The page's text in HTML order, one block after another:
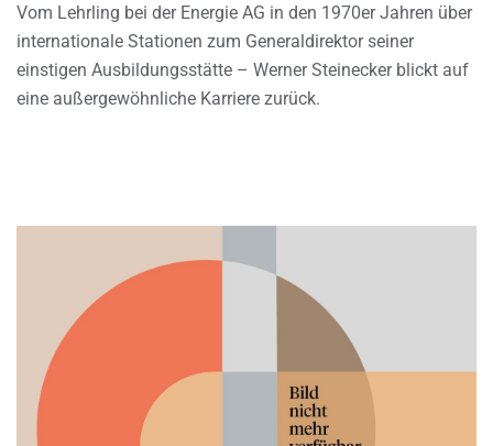
Vom Lehrling bei der Energie AG in den 1970er Jahren über
internationale Stationen zum Generaldirektor seiner
einstigen Ausbildungsstätte – Werner Steinecker blickt auf
eine außergewöhnliche Karriere zurück.